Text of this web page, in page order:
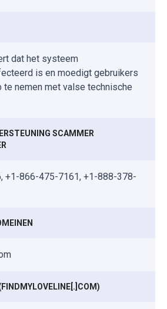
dat het systeem
is en moedigt gebruikers
te nemen met valse technische
SCAMMER
+1-866-475-7161, +1-888-378-